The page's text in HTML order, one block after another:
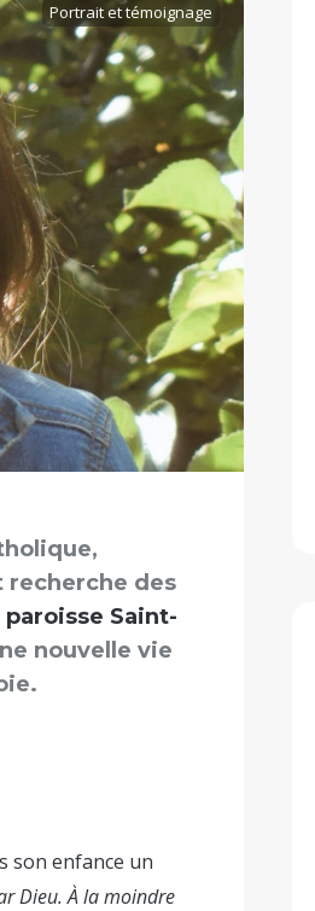
Portrait et témoignage
recherche des
paroisse Saint-
nouvelle vie
son enfance un
Dieu. À la moindre